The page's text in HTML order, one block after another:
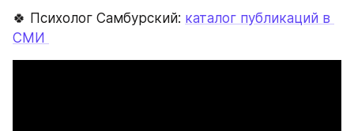
🍀 Психолог Самбурский: каталог публикаций в
СМИ